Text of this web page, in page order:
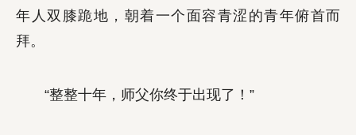
年人双膝跪地，朝着一个面容青涩的青年俯首而
拜。
“整整十年，师父你终于出现了！”